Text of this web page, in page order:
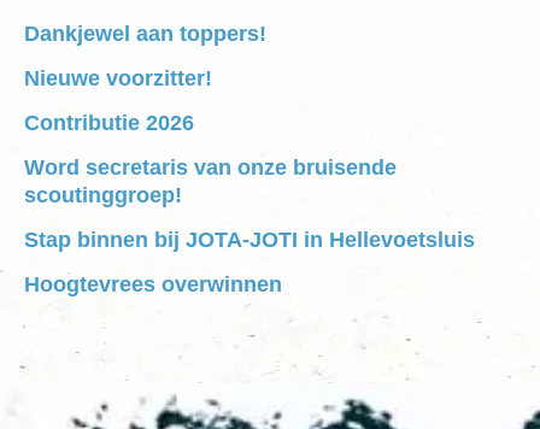
Dankjewel aan toppers!
Nieuwe voorzitter!
Contributie 2026
Word secretaris van onze bruisende
scoutinggroep!
Stap binnen bij JOTA-JOTI in Hellevoetsluis
Hoogtevrees overwinnen